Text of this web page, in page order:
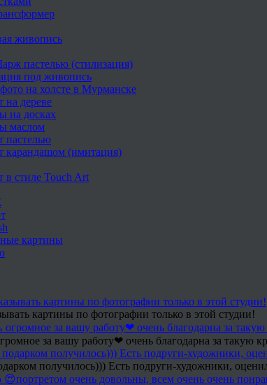
живопись
пастелью (стилизация)
под живопись
на холсте в Мурманске
на дереве
на досках
маслом
пастелью
карандашом (имитация)
в стиле Touch Art
картины
картины по фотографии только в этой студии!
за вашу работу❤ очень благодарна за такую
получилось))) Есть подруги-художники,